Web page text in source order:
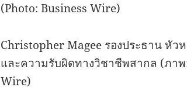
Christopher Magee รองประธาน หัว
และความรับผิดทางวิชาชีพสากล (ภาพ
Wire)